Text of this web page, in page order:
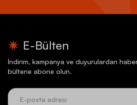
E-Bülten
İndirim, kampanya ve duyurulardan
bültene abone olun.